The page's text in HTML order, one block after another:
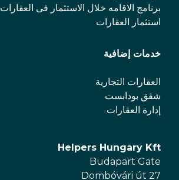
برنامج الاقامه خلال الاستثمار فی العقارات
استثمار العقارات
خدمات إضافية
العقارات التجارية
شقق بودابست
إدارة العقارات
Helpers Hungary Kft
Budapart Gate
Dombóvári út 27